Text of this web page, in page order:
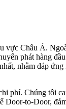
vực Châu Á.
phát hàng
nhằm đáp ứng
phí. Chúng tôi
to-Door,